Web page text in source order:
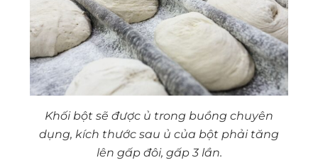
Khối bột sẽ được ủ trong buồng chuyên
dụng, kích thước sau ủ của bột phải tăng
lên gấp đôi, gấp 3 lần.